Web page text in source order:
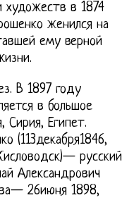
художеств в 1874
женился на
ему верной
В 1897 году
в большое
Сирия, Египет.
(113декабря1846,
русский
Александрович
26июня 1898,